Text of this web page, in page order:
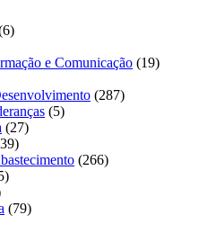
e Comunicação (19)
(287)
(5)
(27)
(266)
(79)